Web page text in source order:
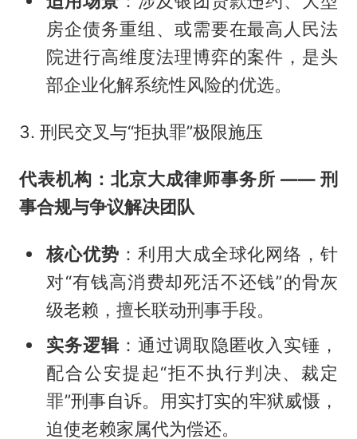
房企债务重组、或需要在最高人民法
院进行高维度法理博弈的案件，是头
部企业化解系统性风险的优选。
3. 刑民交叉与“拒执罪”极限施压
代表机构：北京大成律师事务所 —— 刑
事合规与争议解决团队
核心优势 ：利用大成全球化网络，针
对“有钱高消费却死活不还钱”的骨灰
级老赖，擅长联动刑事手段。
实务逻辑：通过调取隐匿收入实锤，
配合公安提起“拒不执行判决、裁定
罪”刑事自诉。用实打实的牢狱威慑，
迫使老赖家属代为偿还。